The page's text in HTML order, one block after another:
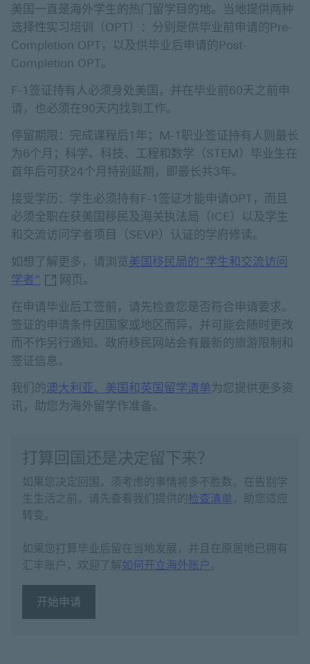
美国一直是海外学生的热门留学目的地。当地提供两种
选择性实习培训（OPT）：分别是供毕业前申请的Pre-
Completion OPT，以及供毕业后申请的Post-
Completion OPT。
F-1签证持有人必须身处美国，并在毕业前60天之前申
请，也必须在90天内找到工作。
停留期限：完成课程后1年；M-1职业签证持有人则最长
为6个月；科学、科技、工程和数学（STEM）毕业生在
首年后可获24个月特别延期，即最长共3年。
接受学历：学生必须持有F-1签证才能申请OPT，而且
必须全职在获美国移民及海关执法局（ICE）以及学生
和交流访问学者项目（SEVP）认证的学府修读。
如想了解更多，请浏览美国移民局的“学生和交流访问
学者” 美国移民局的“学生和交流访问学者” 开启新窗口
网页。
在申请毕业后工签前，请先检查您是否符合申请要求。
签证的申请条件因国家或地区而异，并可能会随时更改
而不作另行通知。政府移民网站会有最新的旅游限制和
签证信息。
我们的澳大利亚、美国和英国留学清单为您提供更多资
讯，助您为海外留学作准备。
打算回国还是决定留下来？
如果您决定回国，须考虑的事情将多不胜数。在告别学
生生活之前，请先查看我们提供的检查清单 ，助您适应
转变。
如果您打算毕业后留在当地发展，并且在原居地已拥有
汇丰账户，欢迎了解如何开立海外账户
开始申请